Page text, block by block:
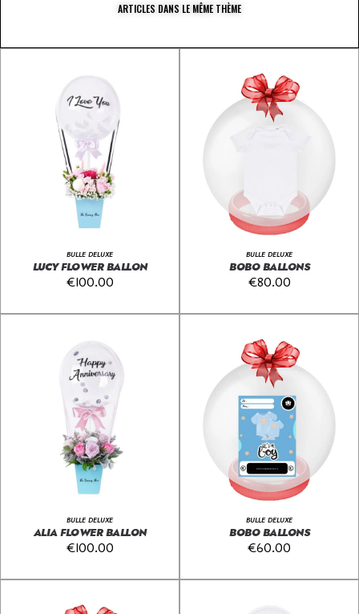
ARTICLES DANS LE MÊME THÈME
BULLE DELUXE
LUCY FLOWER BALLON
€100.00
BULLE DELUXE
BOBO BALLONS
€80.00
BULLE DELUXE
ALIA FLOWER BALLON
€100.00
BULLE DELUXE
BOBO BALLONS
€60.00